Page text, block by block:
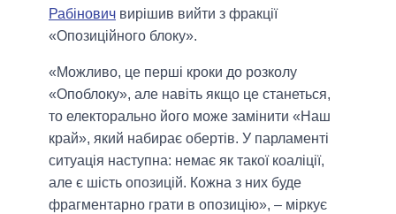
Рабінович вирішив вийти з фракції
«Опозиційного блоку».
«Можливо, це перші кроки до розколу
«Опоблоку», але навіть якщо це станеться,
то електорально його може замінити «Наш
край», який набирає обертів. У парламенті
ситуація наступна: немає як такої коаліції,
але є шість опозицій. Кожна з них буде
фрагментарно грати в опозицію», – міркує